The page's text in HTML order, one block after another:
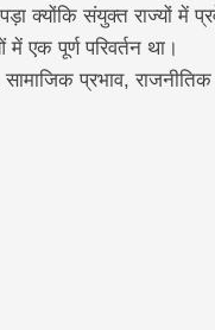
पड़ा क्योंकि संयुक्त राज्यों
एक पूर्ण परिवर्तन था।
प्रभाव,